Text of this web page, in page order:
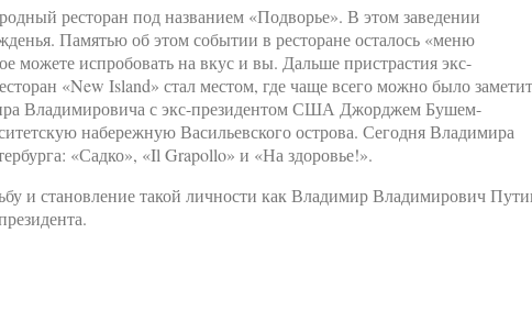
ресторан под названием «Подворье». В этом заведении
Памятью об этом событии в ресторане осталось «меню
можете испробовать на вкус и вы. Дальше пристрастия экс-
«New Island» стал местом, где чаще всего можно было
Владимировича с экс-президентом США Джорджем Бушем-
набережную Васильевского острова. Сегодня Владимира
«Садко», «Il Grapollo» и «На здоровье!».
и становление такой личности как Владимир Владимирович